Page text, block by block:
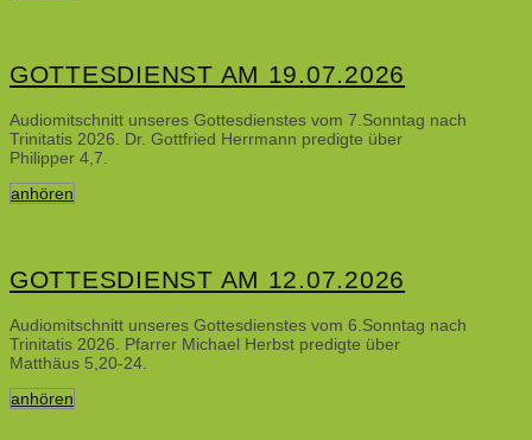
GOTTESDIENST AM 19.07.2026
Audiomitschnitt unseres Gottesdienstes vom 7.Sonntag nach
Trinitatis 2026. Dr. Gottfried Herrmann predigte über
Philipper 4,7.
anhören
GOTTESDIENST AM 12.07.2026
Audiomitschnitt unseres Gottesdienstes vom 6.Sonntag nach
Trinitatis 2026. Pfarrer Michael Herbst predigte über
Matthäus 5,20-24.
anhören